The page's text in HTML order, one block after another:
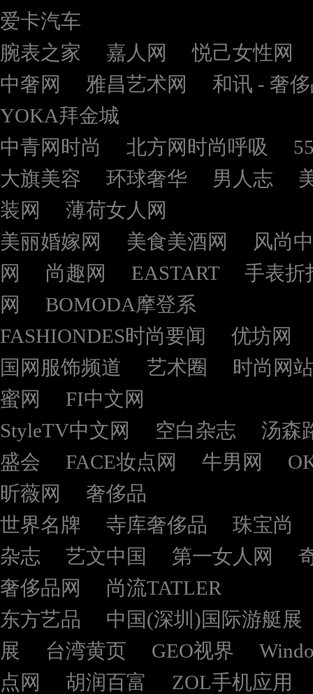
爱卡汽车
腕表之家
嘉人网
悦己女性网
中奢网
雅昌艺术网
和讯 - 奢
YOKA拜金城
中青网时尚
北方网时尚呼吸
大旗美容
环球奢华 男人志
装网
薄荷女人网
美丽婚嫁网
美食美酒网
风尚
网
尚趣网 EASTART
手表折
网
BOMODA摩登系
FASHIONDES时尚要闻
优坊网
国网服饰频道
艺术圈
时尚网站
蜜网
FI中文网
StyleTV中文网
空白杂志
汤森
盛会
FACE妆点网 牛男网
昕薇网
奢侈品
世界名牌
寺库奢侈品
珠宝尚
杂志
艺文中国 第一女人网
奢侈品网
尚流TATLER
东方艺品
中国(深圳)国际游艇展
展
台湾黄页 GEO视界
点网
胡润百富 ZOL手机应用